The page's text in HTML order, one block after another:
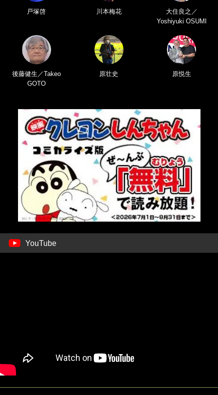
戸塚啓 川本梅花
大住良之／
Yoshiyuki OSUMI
後藤健生／Takeo
GOTO
原壮史 原悦生
YouTube